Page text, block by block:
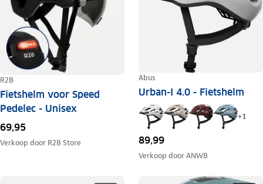
R2B
Fietshelm voor Speed
Pedelec - Unisex
69,95
Verkoop door R2B Store
Abus
Urban-I 4.0 - Fietshelm
+1
89,99
Verkoop doorANWB